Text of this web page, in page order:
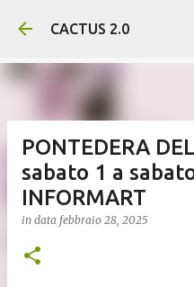
Passa ai
CACTUS 2.0
PONTEDERA
sabato 1 a
INFORMART
in data febbraio 28, 2025